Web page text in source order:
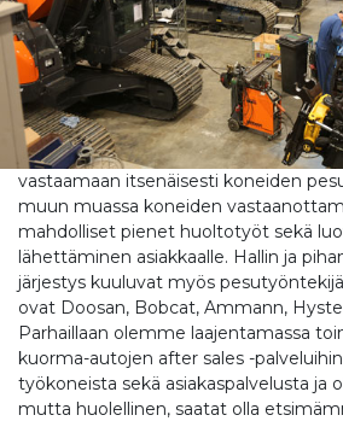
vastaamaan itsenäisesti koneiden
muun muassa koneiden
mahdolliset pienet huoltotyöt sekä
lähettäminen asiakkaalle. Hallin ja
järjestys kuuluvat myös
ovat Doosan, Bobcat, Ammann,
Parhaillaan olemme laajentamassa
kuorma-autojen after sales -
työkoneista sekä asiakaspalvelusta ja
mutta huolellinen, saatat olla